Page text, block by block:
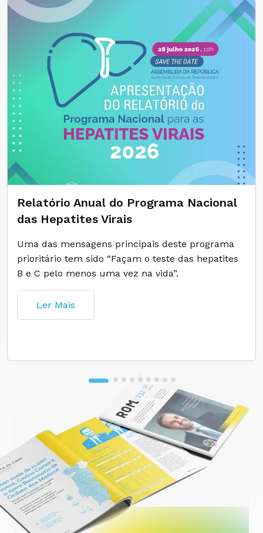
Relatório Anual do Programa Nacional
das Hepatites Virais
Uma das mensagens principais deste programa
prioritário tem sido “Façam o teste das hepatites
B e C pelo menos uma vez na vida”.
Ler Mais